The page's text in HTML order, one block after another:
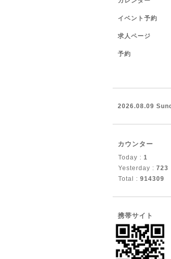
イベント予約
求人ページ
予約
2026.08.09
カウンター
Today : 1
Yesterday : 723
Total : 914309
携帯サイト